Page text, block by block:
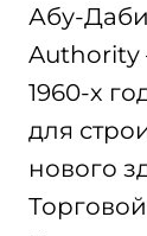
Абу-
Authority
1960-х
для
нового